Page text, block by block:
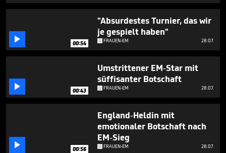
 00:54
"Absurdestes Turnier, das wir
je gespielt haben"
FRAUEN-EM 28.07.
 00:43
Umstrittener EM-Star mit
süffisanter Botschaft
FRAUEN-EM 28.07.
 00:56
England-Heldin mit
emotionaler Botschaft nach
EM-Sieg
FRAUEN-EM 28.07.